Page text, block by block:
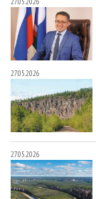
27.05.2026
27.05.2026